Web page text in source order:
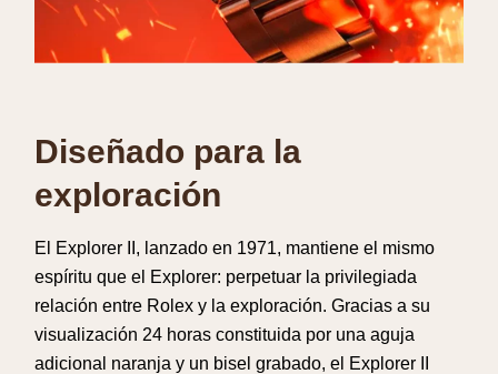
Diseñado para la
exploración
El Explorer II, lanzado en 1971, mantiene el mismo
espíritu que el Explorer: perpetuar la privilegiada
relación entre Rolex y la exploración. Gracias a su
visualización 24 horas constituida por una aguja
adicional naranja y un bisel grabado, el Explorer II